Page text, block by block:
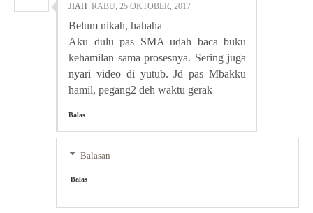
JIAH RABU, 25 OKTOBER, 2017
Belum nikah, hahaha
Aku dulu pas SMA udah baca buku
kehamilan sama prosesnya. Sering juga
nyari video di yutub. Jd pas Mbakku
hamil, pegang2 deh waktu gerak
Balas
Balasan
Balas